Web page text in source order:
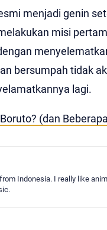
menjadi genin
misi
bersumpah tidak
lagi.
(dan
Indonesia. I really like